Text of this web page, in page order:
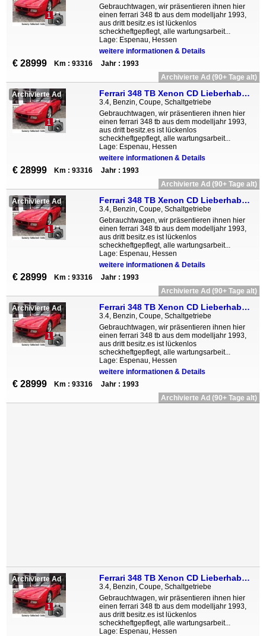
1
Gebrauchtwagen, wir präsentieren ihnen hier
einen ferrari 348 tb aus dem modelljahr 1993,
aus dritt besitz.es ist lückenlos
scheckheftgepflegt, alle wartungsarbeit...
Lage: Espenau, Hessen
weitere informationen & Details
€ 28999 Km : 93316
Jahr : 1993
Archivierte Ad (90+ Tage alt)
Archivierte Ad
1
Ferrari 348 TB Xenon CD Lieberhaberobjekt Zahnriehmen ne
3.4, Benzin, Coupe, Schaltgetriebe
Gebrauchtwagen, wir präsentieren ihnen hier
einen ferrari 348 tb aus dem modelljahr 1993,
aus dritt besitz.es ist lückenlos
scheckheftgepflegt, alle wartungsarbeit...
Lage: Espenau, Hessen
weitere informationen & Details
€ 28999 Km : 93316
Jahr : 1993
Archivierte Ad (90+ Tage alt)
Archivierte Ad
1
Ferrari 348 TB Xenon CD Lieberhaberobjekt Zahnriehmen ne
3.4, Benzin, Coupe, Schaltgetriebe
Gebrauchtwagen, wir präsentieren ihnen hier
einen ferrari 348 tb aus dem modelljahr 1993,
aus dritt besitz.es ist lückenlos
scheckheftgepflegt, alle wartungsarbeit...
Lage: Espenau, Hessen
weitere informationen & Details
€ 28999 Km : 93316
Jahr : 1993
Archivierte Ad (90+ Tage alt)
Archivierte Ad
1
Ferrari 348 TB Xenon CD Lieberhaberobjekt Zahnriehmen ne
3.4, Benzin, Coupe, Schaltgetriebe
Gebrauchtwagen, wir präsentieren ihnen hier
einen ferrari 348 tb aus dem modelljahr 1993,
aus dritt besitz.es ist lückenlos
scheckheftgepflegt, alle wartungsarbeit...
Lage: Espenau, Hessen
weitere informationen & Details
€ 28999 Km : 93316
Jahr : 1993
Archivierte Ad (90+ Tage alt)
Archivierte Ad
1
Ferrari 348 TB Xenon CD Lieberhaberobjekt Zahnriehmen ne
3.4, Benzin, Coupe, Schaltgetriebe
Gebrauchtwagen, wir präsentieren ihnen hier
einen ferrari 348 tb aus dem modelljahr 1993,
aus dritt besitz.es ist lückenlos
scheckheftgepflegt, alle wartungsarbeit...
Lage: Espenau, Hessen